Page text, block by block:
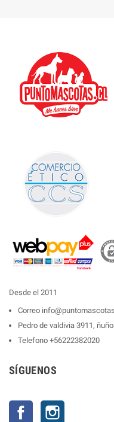
Desde el 2011
Correo
Pedro de valdivia 3911,
Telefono +56222382020
SÍGUENOS
Facebook